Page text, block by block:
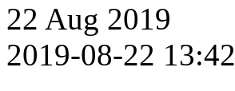
22 Aug 2019
2019-08-22 13:42